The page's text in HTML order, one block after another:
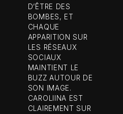
D’ÊTRE DES
BOMBES, ET
CHAQUE
APPARITION SUR
LES RÉSEAUX
SOCIAUX
MAINTIENT LE
BUZZ AUTOUR DE
SON IMAGE.
CAROLIINA EST
CLAIREMENT SUR